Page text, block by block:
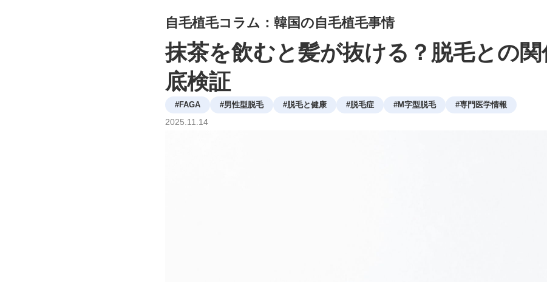
自毛植毛コラム：韓国の自毛植毛事情
抹茶を飲むと髪が抜ける？脱毛との
底検証
#FAGA #男性型脱毛 #脱毛と健康 #脱毛症 #M字型脱毛 #専門医学情報
2025 11 14